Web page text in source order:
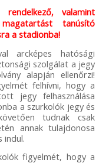
valamint
tanúsító
a stadionba!
arcképes hatósági
szolgálat a jegy
alapján ellenőrzi!
felhívni, hogy a
jegy felhasználása
a szurkolók jegy és
tudnak csak
annak tulajdonosa
indul.
figyelmét, hogy a